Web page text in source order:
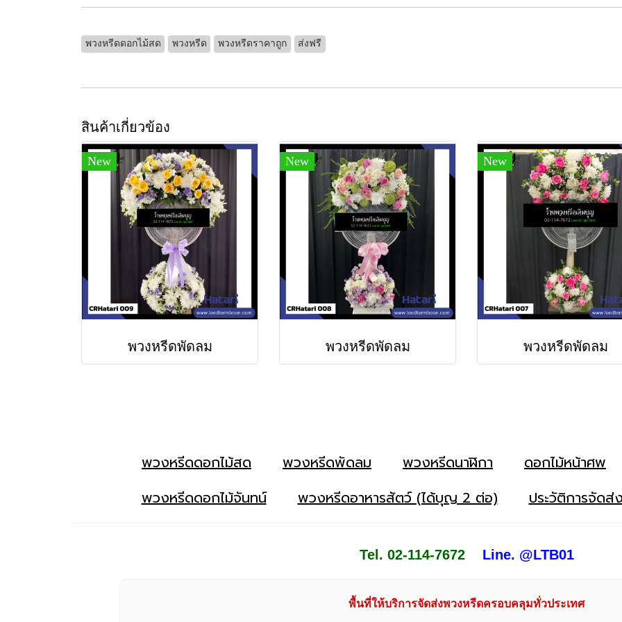
พวงหรีดดอกไม้สด พวงหรีด พวงหรีดราคาถูก ส่งฟรี
สินค้าเกี่ยวข้อง
New
พวงหรีดพัดลม
New
พวงหรีดพัดลม
New
พวงหรีดพัดลม
พวงหรีดดอกไม้สด พวงหรีดพัดลม พวงหรีดนาฬิกา
ดอกไม้หน้าศพ
พวงหรีดดอกไม้จันทน์
พวงหรีดอาหารสัตว์ (ได้บุญ 2 ต่อ) ประวัติการจัดส่
Tel. 02-114-7672 Line. @LTB01
พื้นที่ให้บริการจัดส่งพวงหรีดครอบคลุมทั่วประเทศ